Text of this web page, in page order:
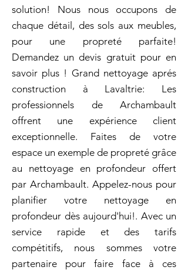
solution! Nous nous occupons de
chaque détail, des sols aux meubles,
pour une propreté parfaite!
Demandez un devis gratuit pour en
savoir plus ! Grand nettoyage aprés
construction à Lavaltrie: Les
professionnels de Archambault
offrent une expérience client
exceptionnelle. Faites de votre
espace un exemple de propreté grâce
au nettoyage en profondeur offert
par Archambault. Appelez-nous pour
planifier votre nettoyage en
profondeur dès aujourd'hui!. Avec un
service rapide et des tarifs
compétitifs, nous sommes votre
partenaire pour faire face à ces